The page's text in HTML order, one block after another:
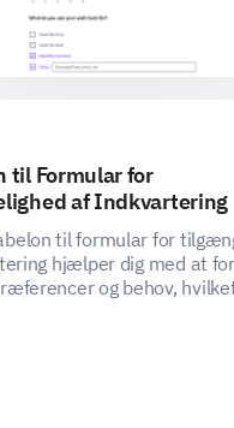
til Formular for
af Indkvartering
til formular for
hjælper dig med at
og behov,